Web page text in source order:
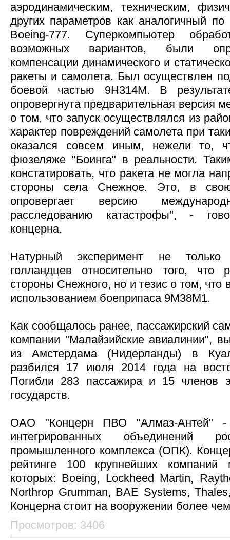
аэродинамическим, техническим,
других параметров как аналогичный
Boeing-777. Суперкомпьютер
возможных вариантов, были
компенсации динамического и
ракеты и самолета. Был осуществлен
боевой частью 9Н314М. В
опровергнута предварительная версия
о том, что запуск осуществлялся из
характер повреждений самолета при
оказался совсем иным, нежели то,
фюзеляже "Боинга" в реальности.
констатировать, что ракета не могла
стороны села Снежное. Это, в
опровергает версию
расследованию катастрофы", -
концерна.
Натурный эксперимент не только
голландцев относительно того, что
стороны Снежного, но и тезис о том, что
использованием боеприпаса 9М38М1.
Как сообщалось ранее, пассажирский
компании "Малайзийские авиалинии",
из Амстердама (Нидерланды) в
разбился 17 июля 2014 года на
Погибли 283 пассажира и 15 членов
государств.
ОАО "Концерн ПВО "Алмаз-Антей" -
интегрированных объединений
промышленного комплекса (ОПК).
рейтинге 100 крупнейших
которых: Boeing, Lockheed Martin,
Northrop Grumman, BAE Systems,
Концерна стоит на вооружении более
Просмотров: 3406